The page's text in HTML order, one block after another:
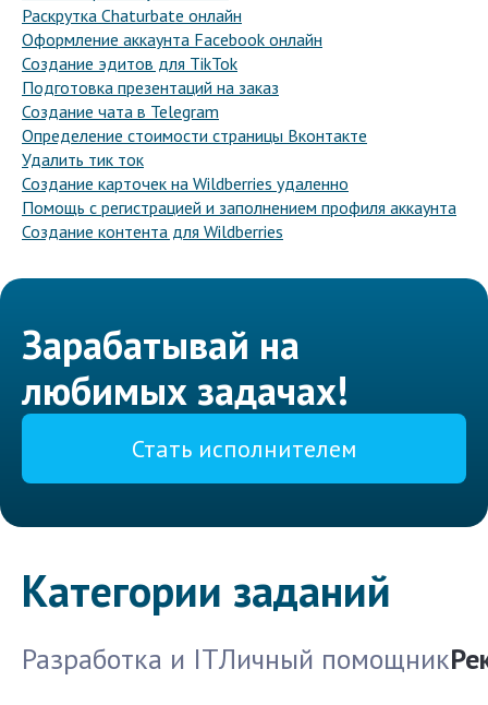
Раскрутка Chaturbate онлайн
Оформление аккаунта Facebook онлайн
Создание эдитов для TikTok
Подготовка презентаций на заказ
Создание чата в Telegram
Определение стоимости страницы Вконтакте
Удалить тик ток
Создание карточек на Wildberries удаленно
Помощь с регистрацией и заполнением профиля аккаунта
Создание контента для Wildberries
Зарабатывай на
любимых задачах!
Стать исполнителем
Категории заданий
Разработка и ITЛичный помощник